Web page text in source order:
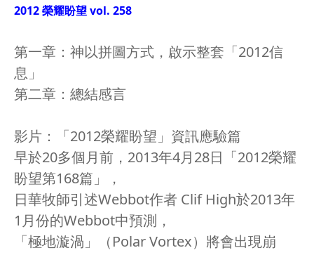
2012 榮耀盼望 vol. 258
第一章：神以拼圖方式，啟示整套「2012信
息」
第二章：總結感言
影片：「2012榮耀盼望」資訊應驗篇
早於20多個月前，2013年4月28日「2012榮耀
盼望第168篇」，
日華牧師引述Webbot作者 Clif High於2013年
1月份的Webbot中預測，
「極地漩渦」（Polar Vortex）將會出現崩